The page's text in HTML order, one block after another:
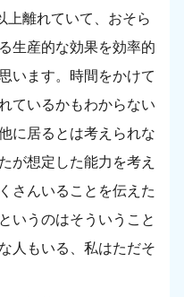
上離れていて、おそら
生産的な効果を効率的
います。時間をかけて
ているかもわからない
に居るとは考えられな
が想定した能力を考え
さんいることを伝えた
いうのはそういうこと
人もいる、私はただそ